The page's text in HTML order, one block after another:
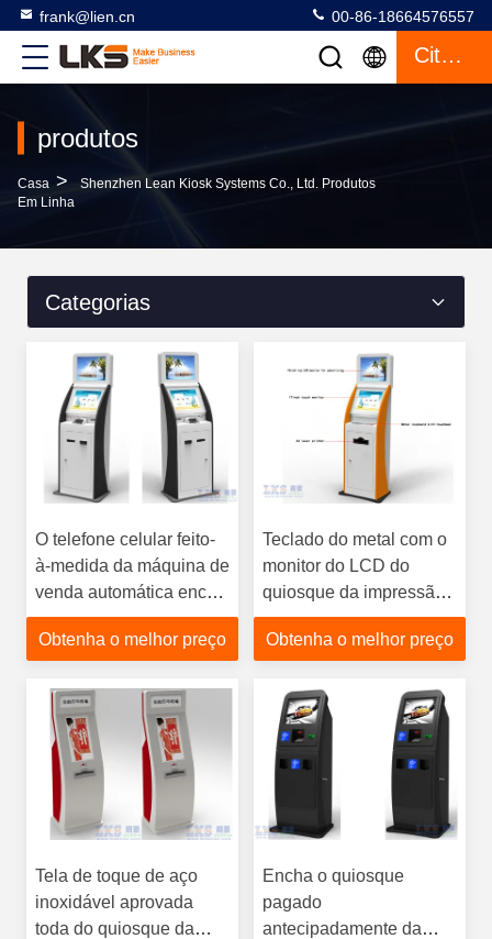
frank@lien.cn 00-86-18664576557
Citações
produtos
Casa >
Shenzhen Lean Kiosk Systems Co., Ltd. Produtos
Em Linha
Categorias
O telefone celular feito-
à-medida da máquina de
venda automática enche
o quiosque do
pagamento de Bill da
impressão
Obtenha o melhor preço
Teclado do metal com o
monitor do LCD do
quiosque da impressão
da foto do Trackball ou
do Touchpad para
Obtenha o melhor preço
Tela de toque de aço
inoxidável aprovada
toda do quiosque da
Encha o quiosque
pagado
antecipadamente da